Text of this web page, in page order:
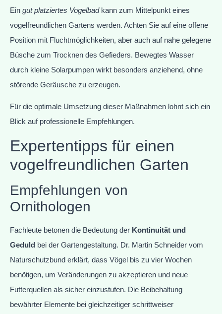
Ein gut platziertes Vogelbadkann zum Mittelpunkt eines
vogelfreundlichen Gartens werden. Achten Sie auf eine offene
Position mit Fluchtmöglichkeiten, aber auch auf nahe gelegene
Büsche zum Trocknen des Gefieders. Bewegtes Wasser
durch kleine Solarpumpen wirkt besonders anziehend, ohne
störende Geräusche zu erzeugen.
Für die optimale Umsetzung dieser Maßnahmen lohnt sich ein
Blick auf professionelle Empfehlungen.
Expertentipps für einen
vogelfreundlichen Garten
Empfehlungen von
Ornithologen
Fachleute betonen die Bedeutung der Kontinuität und
Geduld bei der Gartengestaltung. Dr. Martin Schneider vom
Naturschutzbund erklärt, dass Vögel bis zu vier Wochen
benötigen, um Veränderungen zu akzeptieren und neue
Futterquellen als sicher einzustufen. Die Beibehaltung
bewährter Elemente bei gleichzeitiger schrittweiser